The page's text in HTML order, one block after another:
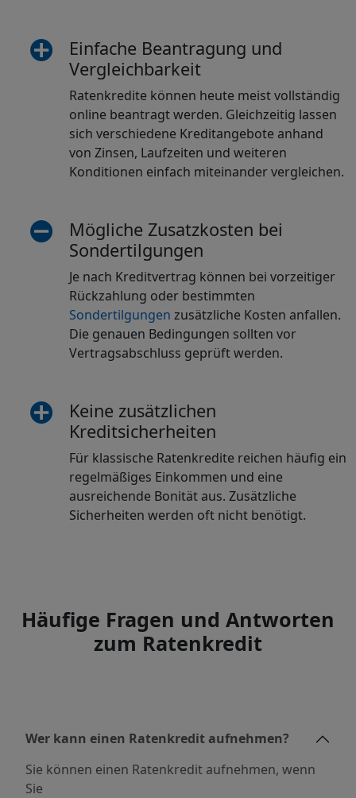
Einfache Beantragung und
Vergleichbarkeit
Ratenkredite können heute meist vollständig
online beantragt werden. Gleichzeitig lassen
sich verschiedene Kreditangebote anhand
von Zinsen, Laufzeiten und weiteren
Konditionen einfach miteinander vergleichen.
Mögliche Zusatzkosten bei
Sondertilgungen
Je nach Kreditvertrag können bei vorzeitiger
Rückzahlung oder bestimmten
Sondertilgungen zusätzliche Kosten anfallen.
Die genauen Bedingungen sollten vor
Vertragsabschluss geprüft werden.
Keine zusätzlichen
Kreditsicherheiten
Für klassische Ratenkredite reichen häufig ein
regelmäßiges Einkommen und eine
ausreichende Bonität aus. Zusätzliche
Sicherheiten werden oft nicht benötigt.
Häufige Fragen und Antworten
zum Ratenkredit
Wer kann einen Ratenkredit aufnehmen?
Sie können einen Ratenkredit aufnehmen, wenn
Sie